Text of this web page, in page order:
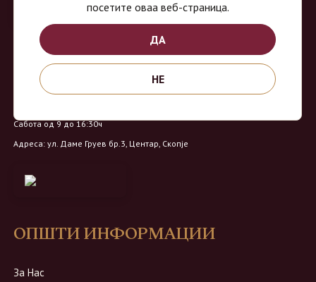
Продавница на Вино Маркет:
Работно време:
Понеделник - Четврток од 9 до 18ч
Сабота од 9 до 16:30ч
Адреса: ул. Даме Груев бр.3, Центар, Скопје
ОПШТИ ИНФОРМАЦИИ
За Нас
посетите оваа веб-страница.
ДА
НЕ